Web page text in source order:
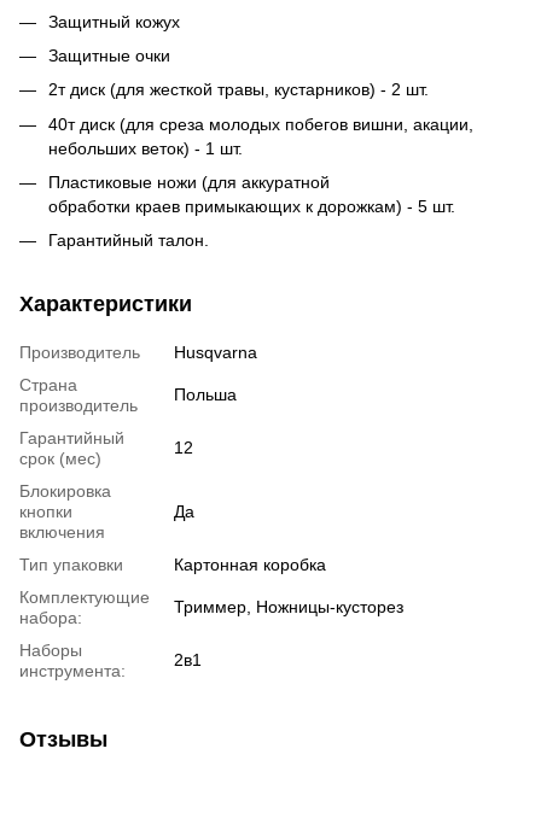
Защитный кожух
Защитные очки
2т диск (для жесткой травы, кустарников) - 2 шт.
40т диск (для среза молодых побегов вишни, акации,
небольших веток) - 1 шт.
Пластиковые ножи (для аккуратной
обработки краев примыкающих к дорожкам) - 5 шт.
Гарантийный талон.
Характеристики
Производитель
Husqvarna
Страна
производитель
Польша
Гарантийный
срок (мес)
12
Блокировка
кнопки
включения
Да
Тип упаковки
Картонная коробка
Комплектующие
набора:
Триммер, Ножницы-кусторез
Наборы
инструмента:
2в1
Отзывы